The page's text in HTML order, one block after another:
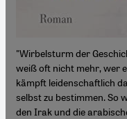
"Wirbelsturm der
weiß oft nicht mehr, wer
kämpft leidenschaftlich
selbst zu bestimmen. So
den Irak und die